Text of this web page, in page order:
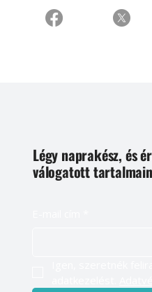
Légy naprakész, és
válogatott